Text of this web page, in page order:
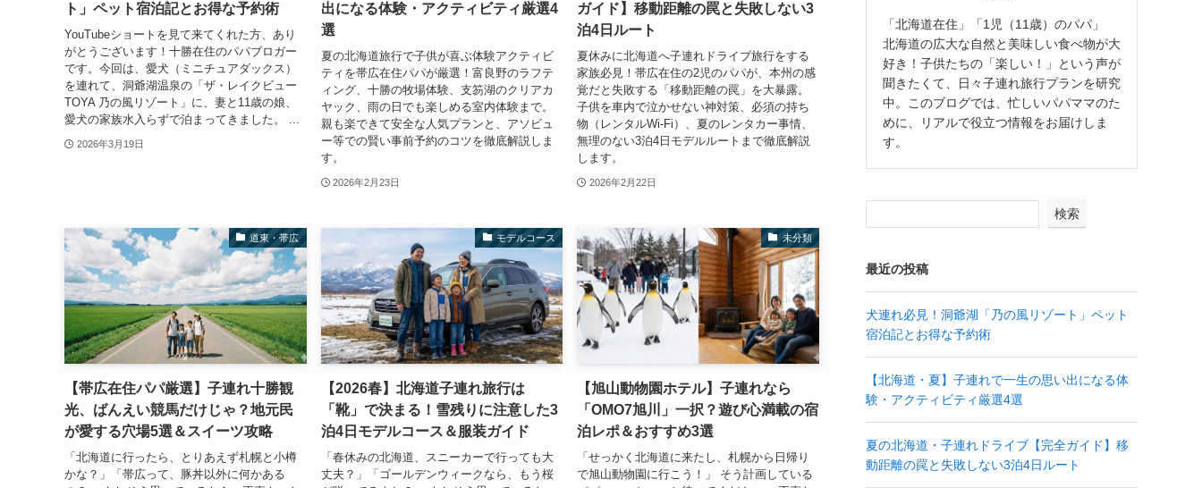
ト」ペット宿泊記とお得な予約術
YouTubeショートを見て来てくれた方、あり
がとうございます！十勝在住のパパブロガー
です。今回は、愛犬（ミニチュアダックス）
を連れて、洞爺湖温泉の「ザ・レイクビュー
TOYA 乃の風リゾート」に、妻と11歳の娘、
愛犬の家族水入らずで泊まってきました。 ...
2026年3月19日
出になる体験・アクティビティ厳選4
選
夏の北海道旅行で子供が喜ぶ体験アクティビ
ティを帯広在住パパが厳選！富良野のラフテ
ィング、十勝の牧場体験、支笏湖のクリアカ
ヤック、雨の日でも楽しめる室内体験まで。
親も楽できて安全な人気プランと、アソビュ
ー等での賢い事前予約のコツを徹底解説しま
す。
2026年2月23日
ガイド】移動距離の罠と失敗しない3
泊4日ルート
夏休みに北海道へ子連れドライブ旅行をする
家族必見！帯広在住の2児のパパが、本州の感
覚だと失敗する「移動距離の罠」を大暴露。
子供を車内で泣かせない神対策、必須の持ち
物（レンタルWi-Fi）、夏のレンタカー事情、
無理のない3泊4日モデルルートまで徹底解説
します。
2026年2月22日
道東・帯広
【帯広在住パパ厳選】子連れ十勝観
光、ばんえい競馬だけじゃ？地元民
が愛する穴場5選＆スイーツ攻略
「北海道に行ったら、とりあえず札幌と小樽
かな？」「帯広って、豚丼以外に何かある
モデルコース
【2026春】北海道子連れ旅行は
「靴」で決まる！雪残りに注意した3
泊4日モデルコース＆服装ガイド
「春休みの北海道、スニーカーで行っても大
丈夫？」「ゴールデンウィークなら、もう桜
未分類
【旭山動物園ホテル】子連れなら
「OMO7旭川」一択？遊び心満載の宿
泊レポ＆おすすめ3選
「せっかく北海道に来たし、札幌から日帰り
で旭山動物園に行こう！」 そう計画している
「北海道在住」「1児（11歳）のパパ」
北海道の広大な自然と美味しい食べ物が大
好き！子供たちの「楽しい！」という声が
聞きたくて、日々子連れ旅行プランを研究
中。このブログでは、忙しいパパママのた
めに、リアルで役立つ情報をお届けしま
す。
検索
最近の投稿
犬連れ必見！洞爺湖「乃の風リゾート」ペット
宿泊記とお得な予約術
【北海道・夏】子連れで一生の思い出になる体
験・アクティビティ厳選4選
夏の北海道・子連れドライブ【完全ガイド】移
動距離の罠と失敗しない3泊4日ルート